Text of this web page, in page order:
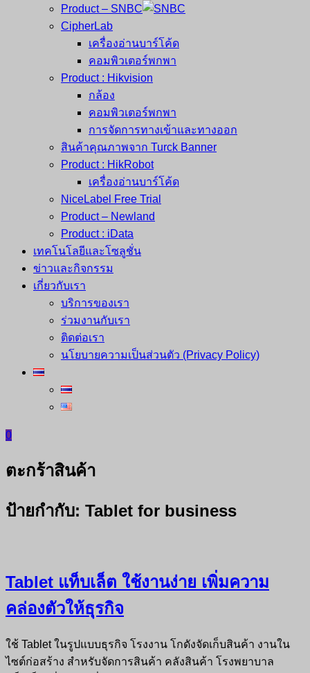
Product – SNBC
CipherLab
เครื่องอ่านบาร์โค้ด
คอมพิวเตอร์พกพา
Product : Hikvision
กล้อง
คอมพิวเตอร์พกพา
การจัดการทางเข้าและทางออก
สินค้าคุณภาพจาก Turck Banner
Product : HikRobot
เครื่องอ่านบาร์โค้ด
NiceLabel Free Trial
Product – Newland
Product : iData
เทคโนโลยีและโซลูชั่น
ข่าวและกิจกรรม
เกี่ยวกับเรา
บริการของเรา
ร่วมงานกับเรา
ติดต่อเรา
นโยบายความเป็นส่วนตัว (Privacy Policy)
0
ตะกร้าสินค้า
ป้ายกำกับ: Tablet for business
Tablet แท็บเล็ต ใช้งานง่าย เพิ่มความ
คล่องตัวให้ธุรกิจ
ใช้ Tablet ในรูปแบบธุรกิจ โรงงาน โกดังจัดเก็บสินค้า งานใน
ไซต์ก่อสร้าง สำหรับจัดการสินค้า คลังสินค้า โรงพยาบาล